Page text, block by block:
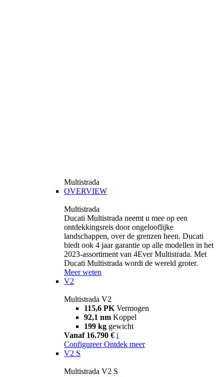
Multistrada
OVERVIEW
Multistrada
Ducati Multistrada neemt u mee op een
ontdekkingsreis door ongelooflijke
landschappen, over de grenzen heen. Ducati
biedt ook 4 jaar garantie op alle modellen in het
2023-assortiment van 4Ever Multistrada. Met
Ducati Multistrada wordt de wereld groter.
Meer weten
V2
Multistrada V2
115,6 PK Vermogen
92,1 nm Koppel
199 kg gewicht
Vanaf 16.790 € i
Configureer Ontdek meer
V2 S
Multistrada V2 S